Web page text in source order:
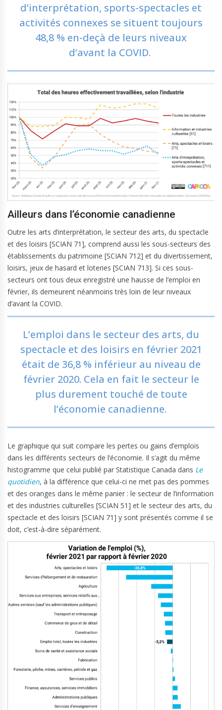
d’interprétation, sports-spectacles et
activités connexes se situent toujours
48,8 % en-deçà de leurs niveaux
d’avant la COVID.
Ailleurs dans l’économie canadienne
Outre les arts d’interprétation, le secteur des arts, du spectacle
et des loisirs [SCIAN 71], comprend aussi les sous-secteurs des
établissements du patrimoine [SCIAN 712] et du divertissement,
loisirs, jeux de hasard et loteries [SCIAN 713]. Si ces sous-
secteurs ont tous deux enregistré une hausse de l’emploi en
février, ils demeurent néanmoins très loin de leur niveaux
d’avant la COVID.
L’emploi dans le secteur des arts, du
spectacle et des loisirs en février 2021
était de 36,8 % inférieur au niveau de
février 2020. Cela en fait le secteur le
plus durement touché de toute
l’économie canadienne.
Le graphique qui suit compare les pertes ou gains d’emplois
dans les différents secteurs de l’économie. Il s’agit du même
histogramme que celui publié par Statistique Canada dans Le
quotidien, à la différence que celui-ci ne met pas des pommes
et des oranges dans le même panier : le secteur de l’information
et des industries culturelles [SCIAN 51] et le secteur des arts, du
spectacle et des loisirs [SCIAN 71] y sont présentés comme il se
doit, c’est-à-dire séparément.